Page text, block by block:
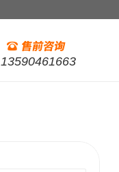
13590461663